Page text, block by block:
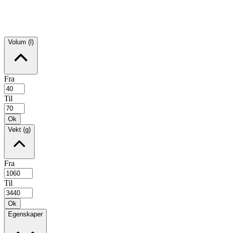
Volum (l)
Fra
Til
Ok
Vekt (g)
Fra
Til
Ok
Egenskaper